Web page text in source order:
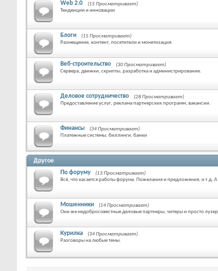
Web 2.0
(15 Просматривает)
Тенденции и инновации
Блоги
(15 Просматривает)
Размещение, контент, посетители и монетизация.
Веб-строительство
(30 Просматривает)
Сервера, движки, скрипты, разработка и администрирование.
Деловое сотрудничество
(28 Просматривает)
Предоставление услуг, реклама партнерских программ, вакансии.
Финансы
(34 Просматривает)
Платежные системы, биллинги, банки
Другое
По форуму
(13 Просматривает)
Всё, что касается работы форума. Пожелания и предложения, и т.д.
Мошенники
(14 Просматривает)
Они же недобросовестные деловые партнеры, читеры и просто
Курилка
(34 Просматривает)
Разговоры на любые темы.